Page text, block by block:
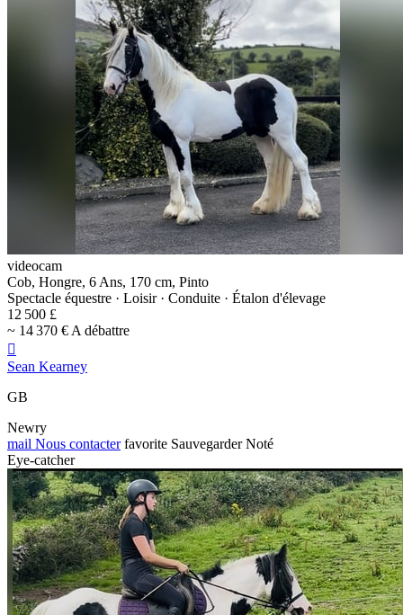
videocam
Cob, Hongre, 6 Ans, 170 cm, Pinto
Spectacle équestre · Loisir · Conduite · Étalon d'élevage
12 500 £
~ 14 370 € A débattre

Sean Kearney
GB
Newry
mail Nous contacter favorite Sauvegarder Noté
Eye-catcher